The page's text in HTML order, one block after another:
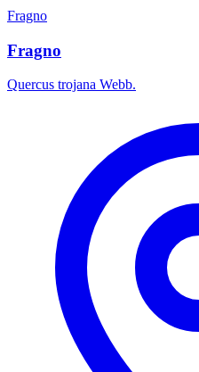
Fragno
Fragno
Quercus trojana Webb.